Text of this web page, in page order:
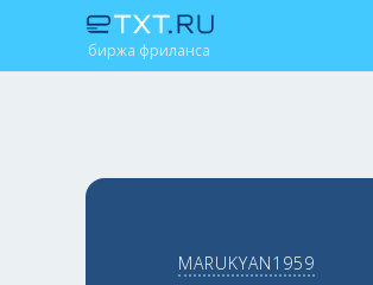
биржа фриланса
MARUKYAN1959